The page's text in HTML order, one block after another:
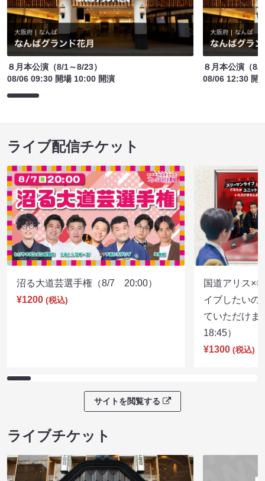
８月本公演（8/1～8/23）
08/06 09:30 開場 10:00 開演
８月本公演（8/
08/06 12:30 開
ライブ配信チケット
沼る大道芸選手権（8/7 20:00）
¥1200 (税込)
国道アリス×
イブしたいの
ていただけ
18:45）
¥1300 (税込)
サイトを閲覧する
ライブチケット